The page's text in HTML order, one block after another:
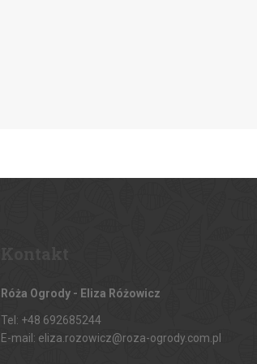
Róża Ogrody - Eliza Różowicz
Tel: +48 692685244
E-mail: eliza.rozowicz@roza-ogrody.com.pl